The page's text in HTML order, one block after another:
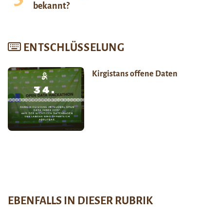
bekannt?
ENTSCHLÜSSELUNG
Kirgistans offene Daten
EBENFALLS IN DIESER RUBRIK